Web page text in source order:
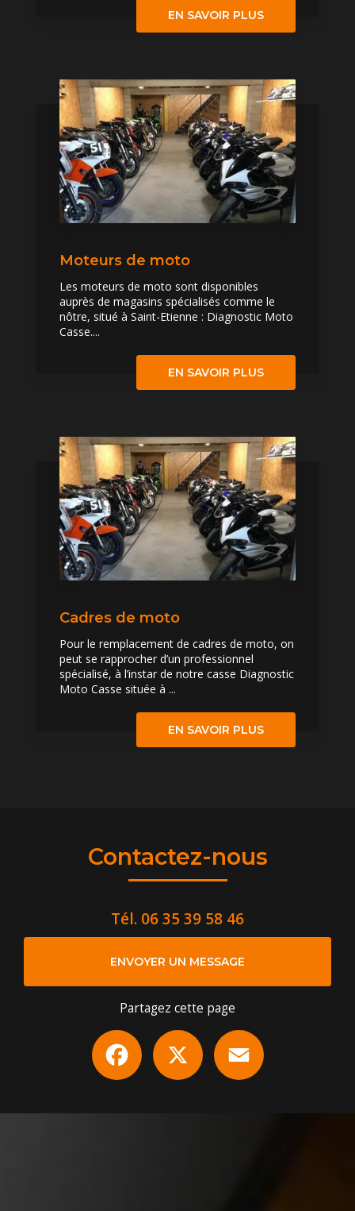
EN SAVOIR PLUS
Moteurs de moto
Les moteurs de moto sont disponibles
auprès de magasins spécialisés comme le
nôtre, situé à Saint-Etienne : Diagnostic Moto
Casse....
EN SAVOIR PLUS
Cadres de moto
Pour le remplacement de cadres de moto, on
peut se rapprocher d’un professionnel
spécialisé, à l’instar de notre casse Diagnostic
Moto Casse située à ...
EN SAVOIR PLUS
Contactez-nous
Tél. 06 35 39 58 46
ENVOYER UN MESSAGE
Partagez cette page
Facebook